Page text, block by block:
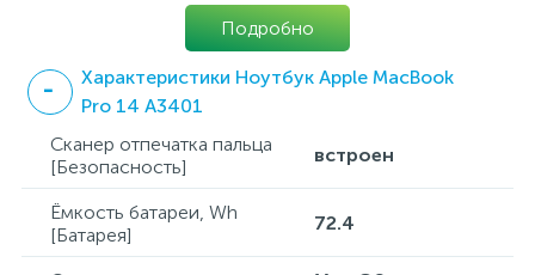
Подробно
Характеристики Ноутбук Apple MacBook
Pro 14 A3401
Сканер отпечатка пальца
[Безопасность]
встроен
Ёмкость батареи, Wh
[Батарея]
72.4